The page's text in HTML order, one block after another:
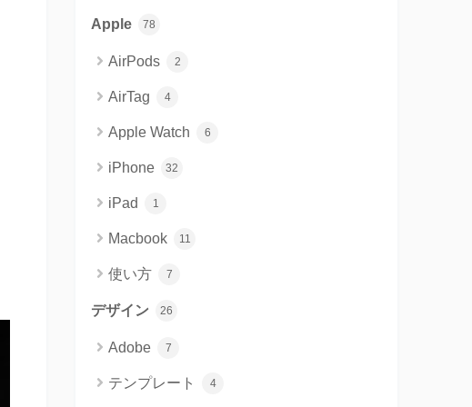
Apple 78
AirPods 2
AirTag 4
Apple Watch 6
iPhone 32
iPad 1
Macbook 11
使い方 7
デザイン 26
Adobe 7
テンプレート 4